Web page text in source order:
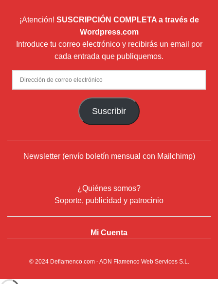
¡Atención! SUSCRIPCIÓN COMPLETA a través de
Wordpress.com
Introduce tu correo electrónico y recibirás un email por
cada entrada que publiquemos.
Dirección
de
Suscribir
Newsletter (envío boletín mensual con Mailchimp)
¿Quiénes somos?
Soporte, publicidad y patrocinio
Mi Cuenta
© 2024 Deflamenco.com- ADN Flamenco Web Services S.L.